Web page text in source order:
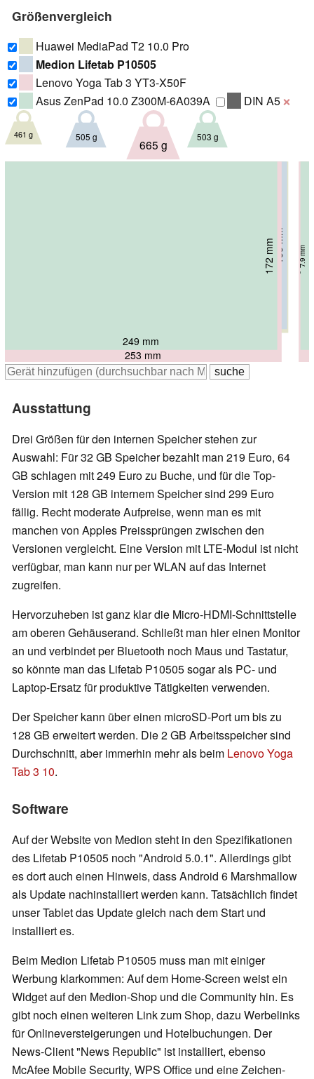
Größenvergleich
Huawei MediaPad T2 10.0 Pro
Medion Lifetab P10505
Lenovo Yoga Tab 3 YT3-X50F
Asus ZenPad 10.0 Z300M-6A039A
DIN A5 ❌
156.4 mm 8.5 mm
461 g
153 mm 8 mm
505 g
253 mm
185 mm 9.5 mm
665 g
249 mm
172 mm 7.9 mm
503 g
Ausstattung
Drei Größen für den internen Speicher stehen zur
Auswahl: Für 32 GB Speicher bezahlt man 219 Euro, 64
GB schlagen mit 249 Euro zu Buche, und für die Top-
Version mit 128 GB internem Speicher sind 299 Euro
fällig. Recht moderate Aufpreise, wenn man es mit
manchen von Apples Preissprüngen zwischen den
Versionen vergleicht. Eine Version mit LTE-Modul ist nicht
verfügbar, man kann nur per WLAN auf das Internet
zugreifen.
Hervorzuheben ist ganz klar die Micro-HDMI-Schnittstelle
am oberen Gehäuserand. Schließt man hier einen Monitor
an und verbindet per Bluetooth noch Maus und Tastatur,
so könnte man das Lifetab P10505 sogar als PC- und
Laptop-Ersatz für produktive Tätigkeiten verwenden.
Der Speicher kann über einen microSD-Port um bis zu
128 GB erweitert werden. Die 2 GB Arbeitsspeicher sind
Durchschnitt, aber immerhin mehr als beim Lenovo Yoga
Tab 3 10.
Software
Auf der Website von Medion steht in den Spezifikationen
des Lifetab P10505 noch "Android 5.0.1". Allerdings gibt
es dort auch einen Hinweis, dass Android 6 Marshmallow
als Update nachinstalliert werden kann. Tatsächlich findet
unser Tablet das Update gleich nach dem Start und
installiert es.
Beim Medion Lifetab P10505 muss man mit einiger
Werbung klarkommen: Auf dem Home-Screen weist ein
Widget auf den Medion-Shop und die Community hin. Es
gibt noch einen weiteren Link zum Shop, dazu Werbelinks
für Onlineversteigerungen und Hotelbuchungen. Der
News-Client "News Republic" ist installiert, ebenso
McAfee Mobile Security, WPS Office und eine Zeichen-